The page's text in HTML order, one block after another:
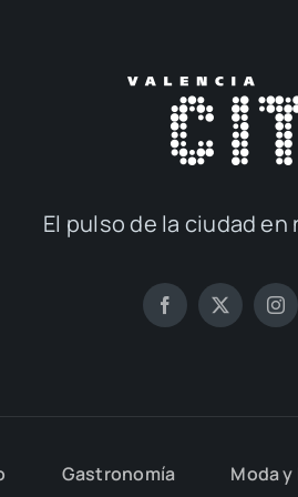
El pul­so de la ciu­dad
Gas­tro­no­mía Moda